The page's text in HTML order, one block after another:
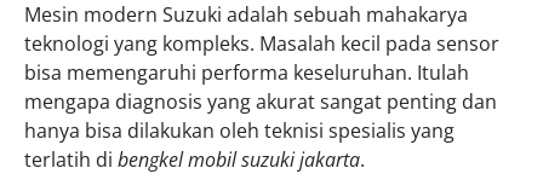
Mesin modern Suzuki adalah sebuah mahakarya
teknologi yang kompleks. Masalah kecil pada sensor
bisa memengaruhi performa keseluruhan. Itulah
mengapa diagnosis yang akurat sangat penting dan
hanya bisa dilakukan oleh teknisi spesialis yang
terlatih di bengkel mobil suzuki jakarta.